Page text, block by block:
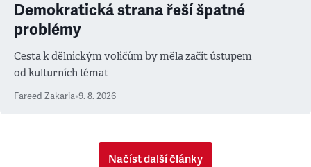
Demokratická strana řeší špatné
problémy
Cesta k dělnickým voličům by měla začít ústupem
od kulturních témat
Fareed Zakaria•9. 8. 2026
Načíst další články